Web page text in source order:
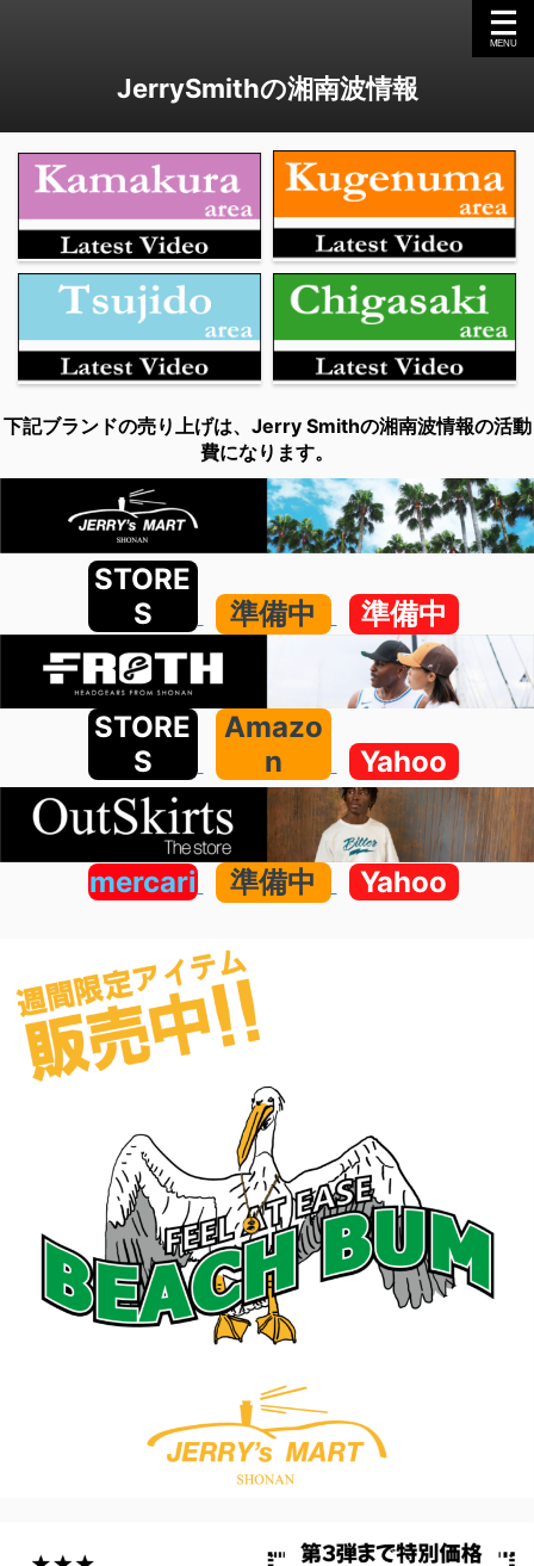
JerrySmithの湘南波情報
下記ブランドの売り上げは、Jerry Smithの湘南波情報の活動
費になります。
STORE
S
準備中 準備中
STORE
S
Amazo
n
Yahoo
mercari 準備中 Yahoo